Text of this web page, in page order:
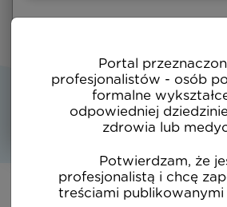
Nie posiadasz jeszcze konta
portalu?
ZAREJESTRUJ SIĘ
Portal
profesjonalistów - osób
formalne
odpowiedniej
zdrowia lub
Potwierdzam, że
profesjonalistą i chcę
treściami publikowanymi